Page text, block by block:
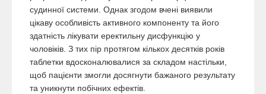
судинної системи. Однак згодом вчені виявили
цікаву особливість активного компоненту та його
здатність лікувати еректильну дисфункцію у
чоловіків. З тих пір протягом кількох десятків років
таблетки вдосконалювалися за складом настільки,
щоб пацієнти змогли досягнути бажаного результату
та уникнути побічних ефектів.